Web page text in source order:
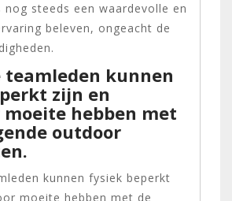
nog steeds een waardevolle en
beleven, ongeacht de
teamleden kunnen
zijn en
hebben met
outdoor
kunnen fysiek beperkt
moeite hebben met de